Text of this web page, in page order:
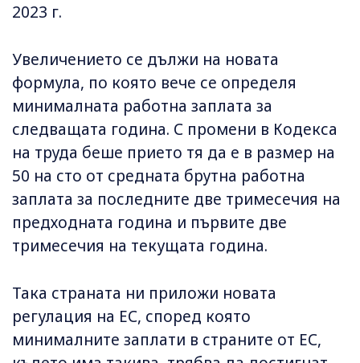
2023 г.
Увеличението се дължи на новата
формула, по която вече се определя
минималната работна заплата за
следващата година. С промени в Кодекса
на труда беше прието тя да е в размер на
50 на сто от средната брутна работна
заплата за последните две тримесечия на
предходната година и първите две
тримесечия на текущата година.
Така страната ни приложи новата
регулация на ЕС, според която
минималните заплати в страните от ЕС,